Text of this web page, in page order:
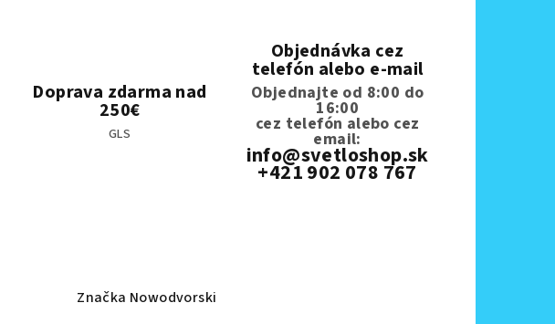
Doprava zdarma nad
250€
GLS
Objednávka cez
telefón alebo e-mail
Objednajte od 8:00 do
16:00
cez telefón alebo cez
email:
info@svetloshop.sk
+421 902 078 767
Značka Nowodvorski